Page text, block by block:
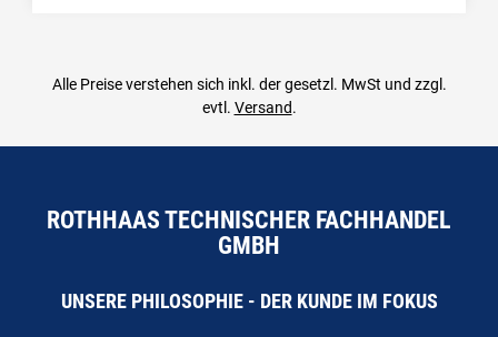
Alle Preise verstehen sich inkl. der gesetzl. MwSt und zzgl.
evtl. Versand.
ROTHHAAS TECHNISCHER FACHHANDEL
GMBH
UNSERE PHILOSOPHIE - DER KUNDE IM FOKUS